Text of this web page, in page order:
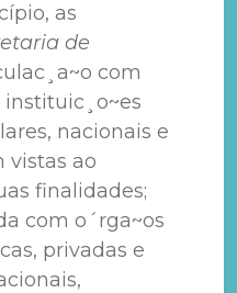
as
de
com
nacionais e
vistas ao
finalidades;
com o´rga~os
privadas e